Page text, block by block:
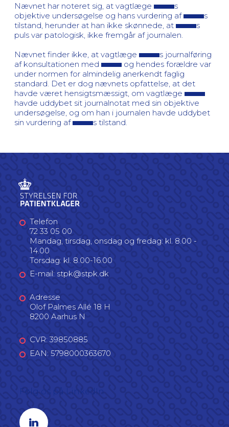
Nævnet har noteret sig, at vagtlæge
s
objektive undersøgelse og hans vurdering af
s
tilstand, herunder at han ikke skønnede, at
s
puls var patologisk, ikke fremgår af journalen.
Nævnet finder ikke, at vagtlæge
s journalføring
af konsultationen med
og hendes forældre var
under normen for almindelig anerkendt faglig
standard. Det er dog nævnets opfattelse, at det
havde været hensigtsmæssigt, om vagtlæge
havde uddybet sit journalnotat med sin objektive
undersøgelse, og om han i journalen havde uddybet
sin vurdering af
s tilstand.
Telefon
72 33 05 00
Mandag, tirsdag, onsdag og fredag: kl. 8.00 -
14.00
Torsdag: kl. 8.00-16.00
E-mail: stpk@stpk.dk
Adresse
Olof Palmes Allé 18 H
8200 Aarhus N
CVR: 39850885
EAN: 5798000363670
Linkedin profil